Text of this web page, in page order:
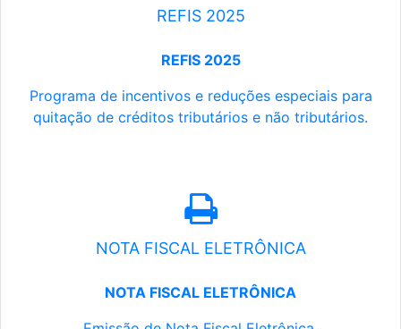
REFIS 2025
REFIS 2025
Programa de incentivos e reduções especiais para
quitação de créditos tributários e não tributários.
NOTA FISCAL ELETRÔNICA
NOTA FISCAL ELETRÔNICA